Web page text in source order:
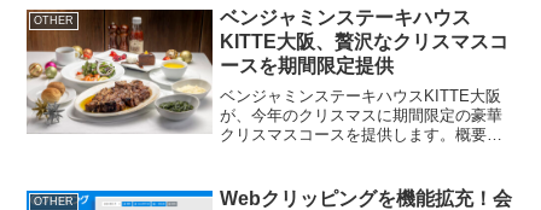
誌『DIME』（小学館）がその年のト...
OTHER
ベンジャミンステーキハウス
KITTE大阪、贅沢なクリスマスコ
ースを期間限定提供
ベンジャミンステーキハウスKITTE大阪
が、今年のクリスマスに期間限定の豪華
クリスマスコースを提供します。概要イ
年12月21日(土)～12月25日(水)リンチタ...
OTHER
Webクリッピングを機能拡充！会